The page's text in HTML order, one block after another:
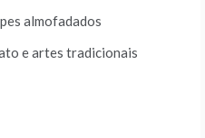
almofadados
e artes tradicionais